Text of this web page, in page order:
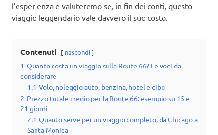
l’esperienza e valuteremo se, in fin dei conti, questo
viaggio leggendario vale davvero il suo costo.
Contenuti nascondi
1 Quanto costa un viaggio sulla Route 66? Le voci da
considerare
1.1 Volo, noleggio auto, benzina, hotel e cibo
2 Prezzo totale medio per la Route 66: esempio su 15 e
21 giorni
2.1 Quanto serve per un viaggio completo, da Chicago a
Santa Monica